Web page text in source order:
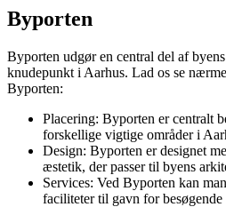
Byporten
Byporten udgør en central del af
knudepunkt i Aarhus. Lad os se
Byporten:
Placering: Byporten er centralt
forskellige vigtige områder i
Design: Byporten er designet
æstetik, der passer til byens
Services: Ved Byporten kan
faciliteter til gavn for besøgende